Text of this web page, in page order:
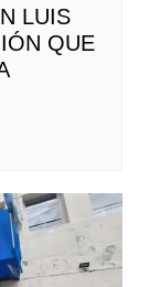
LUIS
QUE